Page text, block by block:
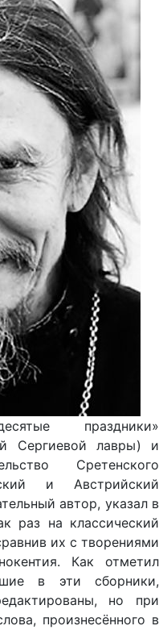
праздники»
Сергиевой лавры) и
Сретенского
и Австрийский
автор, указал в
раз на классический
их с творениями
Как отметил
в эти сборники,
но при
произнесённого в